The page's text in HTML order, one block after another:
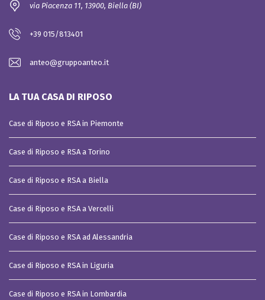
via Piacenza 11, 13900, Biella (BI)
+39 015/813401
anteo@gruppoanteo.it
LA TUA CASA DI RIPOSO
Case di Riposo e RSA in Piemonte
Case di Riposo e RSA a Torino
Case di Riposo e RSA a Biella
Case di Riposo e RSA a Vercelli
Case di Riposo e RSA ad Alessandria
Case di Riposo e RSA in Liguria
Case di Riposo e RSA in Lombardia